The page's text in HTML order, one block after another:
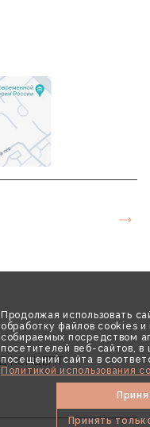
Продолжая использовать
обработку файлов cookies и
собираемых посредством
посетителей веб-сайтов, в
посещений сайта в
Политикой использования
Принять
КОНЦЕПТ